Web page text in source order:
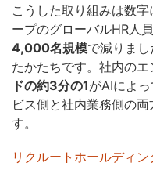
こうした取り組みは数
ープのグローバルHR人
4,000名規模で減りま
たかたちです。社内の
ドの約3分の1がAIによ
ビス側と社内業務側の
す。
リクルートホールディ